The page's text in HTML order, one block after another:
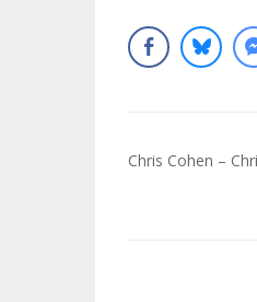
Chris Cohen –